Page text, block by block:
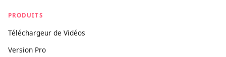
for any content concerns.